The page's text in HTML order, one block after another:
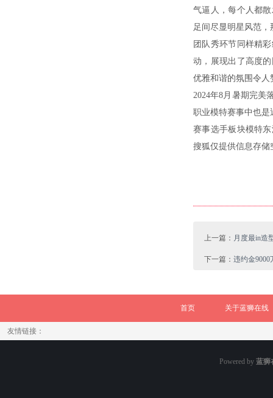
气逼人，每个人都
足间尽显明星风范
团队秀环节同样精
动，展现出了高度
优雅和谐的氛围令
2024年8月暑期完美
职业模特赛事中也
赛事选手板块模特
搜狐仅提供信息存储
上一篇： 月度最in造
下一篇： 违约金
首页 关于蓝狮在线
友情链接：
Powered by 蓝狮